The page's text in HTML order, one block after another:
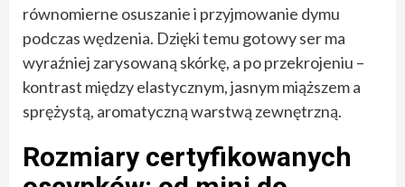
równomierne osuszanie i przyjmowanie dymu
podczas wędzenia. Dzięki temu gotowy ser ma
wyraźniej zarysowaną skórkę, a po przekrojeniu –
kontrast między elastycznym, jasnym miąższem a
sprężystą, aromatyczną warstwą zewnętrzną.
Rozmiary certyfikowanych